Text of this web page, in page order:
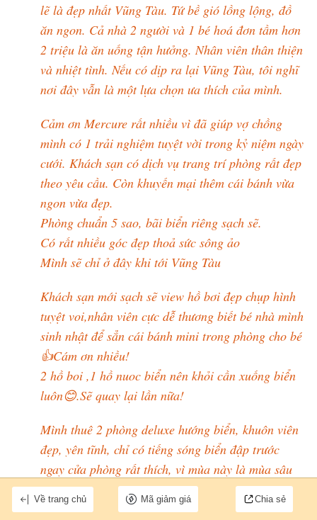
lẽ là đẹp nhất Vũng Tàu. Tứ bề gió lồng lộng, đồ
ăn ngon. Cả nhà 2 người và 1 bé hoá đơn tầm hơn
2 triệu là ăn uống tận hưởng. Nhân viên thân thiện
và nhiệt tình. Nếu có dịp ra lại Vũng Tàu, tôi nghĩ
nơi đây vẫn là một lựa chọn ưa thích của mình.
Cảm ơn Mercure rất nhiều vì đã giúp vợ chồng
mình có 1 trải nghiệm tuyệt vời trong kỷ niệm ngày
cưới. Khách sạn có dịch vụ trang trí phòng rất đẹp
theo yêu cầu. Còn khuyến mại thêm cái bánh vừa
ngon vừa đẹp.
Phòng chuẩn 5 sao, bãi biển riêng sạch sẽ.
Có rất nhiều góc đẹp thoả sức sông ảo
Mình sẽ chỉ ở đây khi tới Vũng Tàu
Khách sạn mới sạch sẽ view hồ bơi đẹp chụp hình
tuyệt voi,nhân viên cực dễ thương biết bé nhà mình
sinh nhật để sẳn cái bánh mini trong phòng cho bé
👍Cám ơn nhiều!
2 hồ boi ,1 hồ nuoc biển nên khỏi cần xuống biển
luôn😊.Sẽ quay lại lần nữa!
Mình thuê 2 phòng deluxe hướng biển, khuôn viên
đẹp, yên tĩnh, chỉ có tiếng sóng biển đập trước
ngay cửa phòng rất thích, vì mùa này là mùa sâu
biển nên có cả hồ bơi nước mặn lẫn hồ bơi nước
ngọt, rất hài lòng, bãi đậu xe hơi cũng có nhân
Về trang chủ Mã giảm giá Chia sẻ